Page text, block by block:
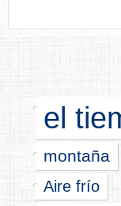
el
montaña
Aire frío